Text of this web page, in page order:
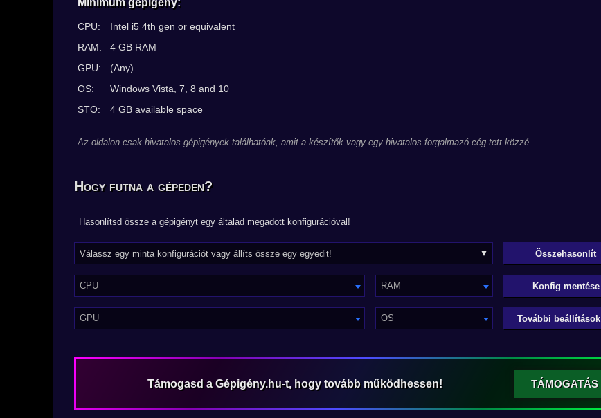
Minimum gépigény:
CPU:
Intel i5 4th gen or equivalent
RAM:
4 GB RAM
GPU:
(Any)
OS:
Windows Vista, 7, 8 and 10
STO:
4 GB available space
Az oldalon csak hivatalos gépigények találhatóak, amit a készítők vagy egy hivatalos forgalmazó cég tett közzé.
Hogy futna a gépeden?
Hasonlítsd össze a gépigényt egy általad megadott konfigurációval!
CPU RAM
GPU OS
Konfig mentése
További beállítások
Támogasd a Gépigény.hu-t, hogy tovább működhessen! TÁMOGATÁS